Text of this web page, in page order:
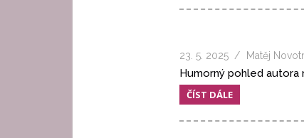
23. 5. 2025 Matěj
Humorný pohled autora
ČÍST DÁLE